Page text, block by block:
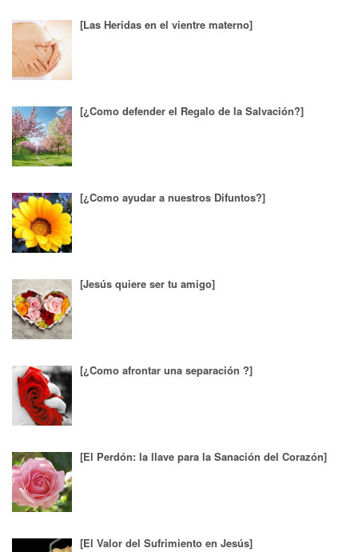
[Las Heridas en el vientre materno]
[¿Como defender el Regalo de la Salvación?]
[¿Como ayudar a nuestros Difuntos?]
[Jesús quiere ser tu amigo]
[¿Como afrontar una separación ?]
[El Perdón: la llave para la Sanación del Corazón]
[El Valor del Sufrimiento en Jesús]